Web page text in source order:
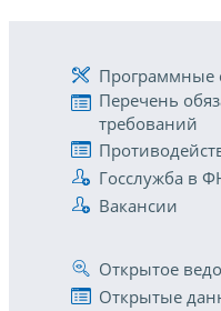
Программные
Перечень
требований
Госслужба в
Вакансии
Открытое
Открытые